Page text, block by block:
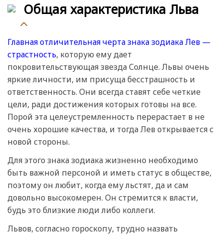
Общая характеристика Льва
Главная отличительная черта знака зодиака Лев —
страстность, которую ему дает
покровительствующая звезда Солнце. Львы очень
яркие личности, им присуща бесстрашность и
ответственность. Они всегда ставят себе четкие
цели, ради достижения которых готовы на все.
Порой эта целеустремленность перерастает в не
очень хорошие качества, и тогда Лев открывается с
новой стороны.
Для этого знака зодиака жизненно необходимо
быть важной персоной и иметь статус в обществе,
поэтому он любит, когда ему льстят, да и сам
довольно высокомерен. Он стремится к власти,
будь это близкие люди либо коллеги.
Львов, согласно гороскопу, трудно назвать